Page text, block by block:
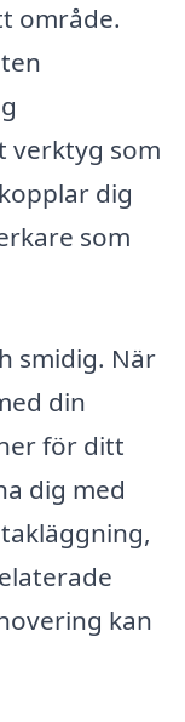
område.
verktyg som
dig
som
smidig. När
din
för ditt
dig med
kan